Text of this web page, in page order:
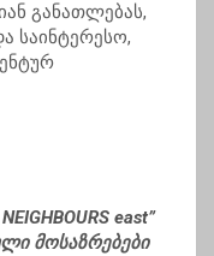
განათლებას,
საინტერესო,
east”
მოსაზრებები